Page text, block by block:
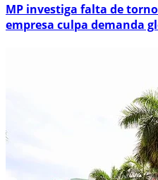
MP investiga falta de
empresa culpa demanda